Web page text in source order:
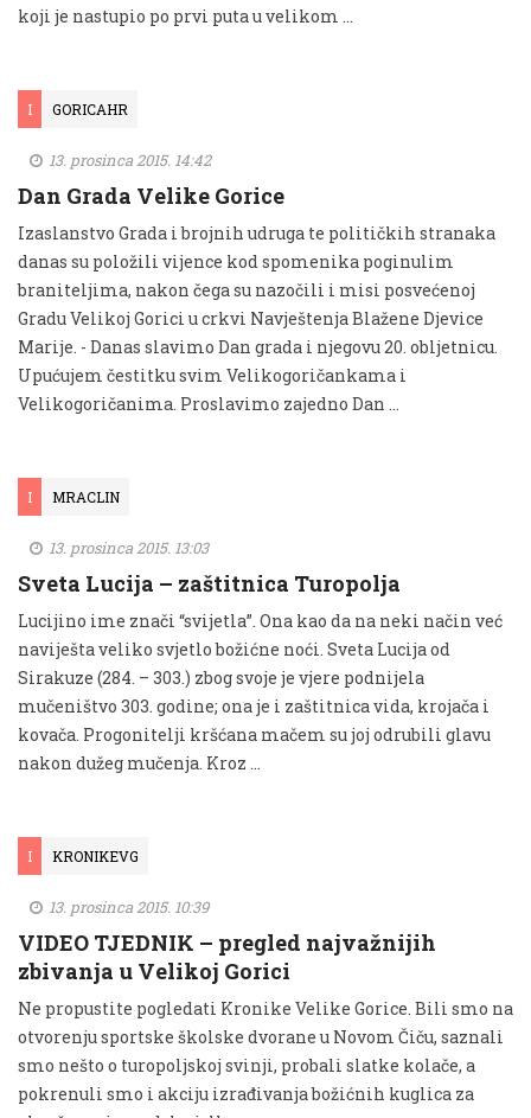
koji je nastupio po prvi puta u velikom …
I GORICAHR
13. prosinca 2015. 14:42
Dan Grada Velike Gorice
Izaslanstvo Grada i brojnih udruga te političkih stranaka
danas su položili vijence kod spomenika poginulim
braniteljima, nakon čega su nazočili i misi posvećenoj
Gradu Velikoj Gorici u crkvi Navještenja Blažene Djevice
Marije. - Danas slavimo Dan grada i njegovu 20. obljetnicu.
Upućujem čestitku svim Velikogoričankama i
Velikogoričanima. Proslavimo zajedno Dan …
I MRACLIN
13. prosinca 2015. 13:03
Sveta Lucija – zaštitnica Turopolja
Lucijino ime znači “svijetla”. Ona kao da na neki način već
naviješta veliko svjetlo božićne noći. Sveta Lucija od
Sirakuze (284. – 303.) zbog svoje je vjere podnijela
mučeništvo 303. godine; ona je i zaštitnica vida, krojača i
kovača. Progonitelji kršćana mačem su joj odrubili glavu
nakon dužeg mučenja. Kroz …
I KRONIKEVG
13. prosinca 2015. 10:39
VIDEO TJEDNIK – pregled najvažnijih
zbivanja u Velikoj Gorici
Ne propustite pogledati Kronike Velike Gorice. Bili smo na
otvorenju sportske školske dvorane u Novom Čiču, saznali
smo nešto o turopoljskoj svinji, probali slatke kolače, a
pokrenuli smo i akciju izrađivanja božićnih kuglica za